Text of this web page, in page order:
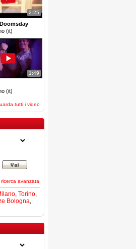
2:25
(it)
1:49
(it)
tutti i video
ricerca avanzata
, Torino,
Bologna,